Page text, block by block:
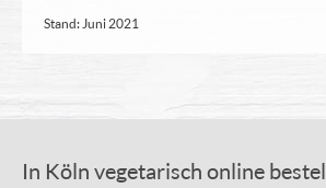
Stand: Juni 2021
In Köln vegetarisch online